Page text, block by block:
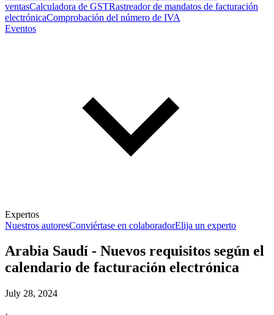
ventasCalculadora de GSTRastreador de mandatos de facturación
electrónicaComprobación del número de IVA
Eventos
Expertos
Nuestros autoresConviértase en colaboradorElija un experto
Arabia Saudí - Nuevos requisitos según el
calendario de facturación electrónica
July 28, 2024